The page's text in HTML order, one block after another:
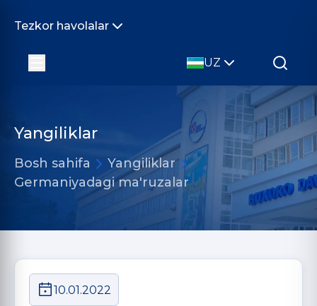
Tezkor havolalar
UZ
Yangiliklar
Bosh sahifa
Yangiliklar
Germaniyadagi ma'ruzalar
10.01.2022